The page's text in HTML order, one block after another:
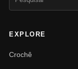
EXPLORE
Crochê